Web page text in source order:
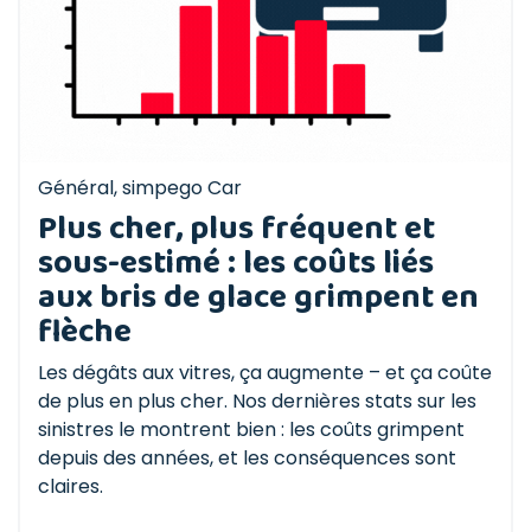
Général,simpego Car
Plus cher, plus fréquent et
sous-estimé : les coûts liés
aux bris de glace grimpent en
flèche
Les dégâts aux vitres, ça augmente – et ça coûte
de plus en plus cher. Nos dernières stats sur les
sinistres le montrent bien : les coûts grimpent
depuis des années, et les conséquences sont
claires.